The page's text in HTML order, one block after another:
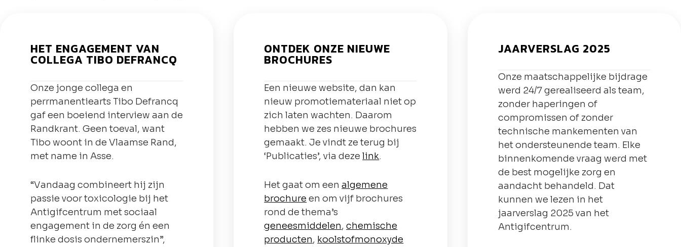
HET ENGAGEMENT VAN
COLLEGA TIBO DEFRANCQ
Onze jonge collega en
perrmanentiearts Tibo Defrancq
gaf een boeiend interview aan de
Randkrant. Geen toeval, want
Tibo woont in de Vlaamse Rand,
met name in Asse.
“Vandaag combineert hij zijn
passie voor toxicologie bij het
Antigifcentrum met sociaal
engagement in de zorg én een
flinke dosis ondernemerszin”,
ONTDEK ONZE NIEUWE
BROCHURES
Een nieuwe website, dan kan
nieuw promotiemateriaal niet op
zich laten wachten. Daarom
hebben we zes nieuwe brochures
gemaakt. Je vindt ze terug bij
‘Publicaties’, via dezelink.
Het gaat om eenalgemene
brochure en om vijf brochures
rond de thema’s
geneesmiddelen,chemische
producten, koolstofmonoxyde
JAARVERSLAG 2025
Onze maatschappelijke bijdrage
werd 24/7 gerealiseerd als team,
zonder haperingen of
compromissen of zonder
technische mankementen van
het ondersteunende team. Elke
binnenkomende vraag werd met
de best mogelijke zorg en
aandacht behandeld. Dat
kunnen we lezen in het
jaarverslag 2025 van het
Antigifcentrum.